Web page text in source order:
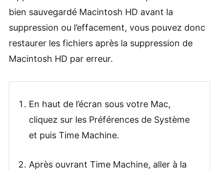
bien sauvegardé Macintosh HD avant la
suppression ou l’effacement, vous pouvez donc
restaurer les fichiers après la suppression de
Macintosh HD par erreur.
En haut de l’écran sous votre Mac,
cliquez sur les Préférences de Système
et puis Time Machine.
Après ouvrant Time Machine, aller à la